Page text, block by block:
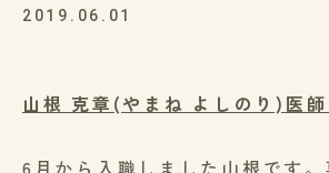
2019.06.01
山根 克章(やまね よしのり)医